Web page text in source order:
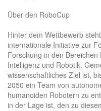
Über den RoboCup
Hinter dem Wettbewerb
internationale Initiative zur
Forschung in den Bereichen
Intelligenz und Robotik.
wissenschaftliches Ziel ist,
2050 ein Team von
humanoiden Robotern zu
in der Lage ist, den zu